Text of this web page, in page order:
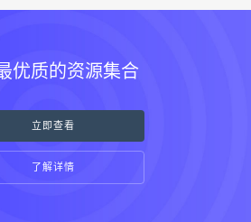
优质的资源集合
立即查看
了解详情